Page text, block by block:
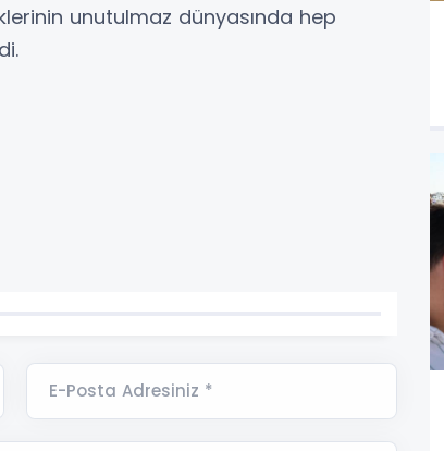
unutulmaz dünyasında hep
E-Posta Adresiniz *